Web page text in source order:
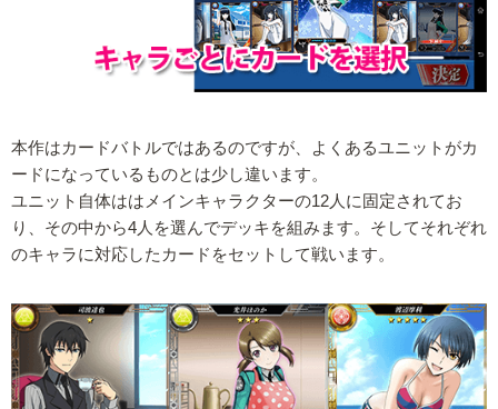
本作はカードバトルではあるのですが、よくあるユニットがカ
ードになっているものとは少し違います。
ユニット自体ははメインキャラクターの12人に固定されてお
り、その中から4人を選んでデッキを組みます。そしてそれぞれ
のキャラに対応したカードをセットして戦います。